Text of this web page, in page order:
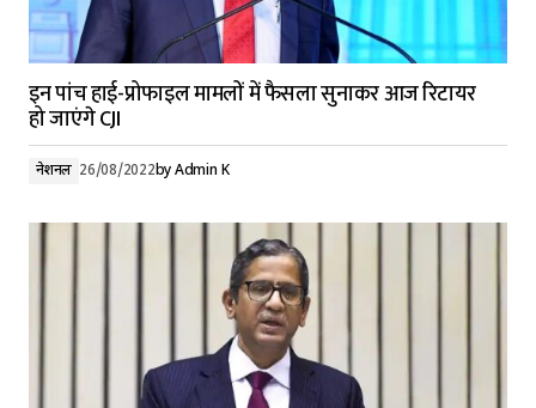
इन पांच हाई-प्रोफाइल मामलों में फैसला सुनाकर आज रिटायर
हो जाएंगे CJI
नेशनल 26/08/2022byAdmin K